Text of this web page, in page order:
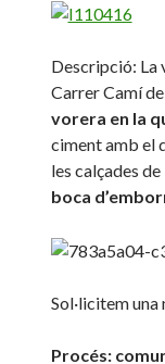
Descripció: La
Carrer Camí
vorera en la
ciment amb el
les calçades
boca
Sol·licitem
Procés: